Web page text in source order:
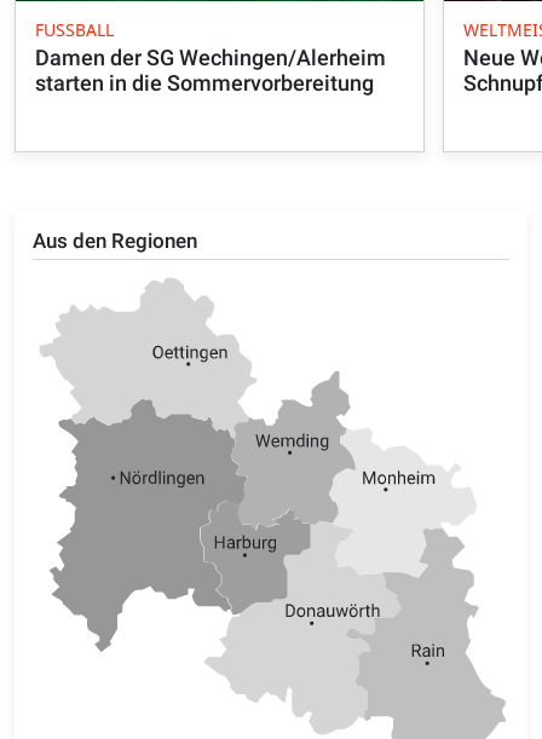
Aus den Regionen
FUSSBALL
Damen der SG Wechingen/Alerheim
starten in die Sommervorbereitung
Neue